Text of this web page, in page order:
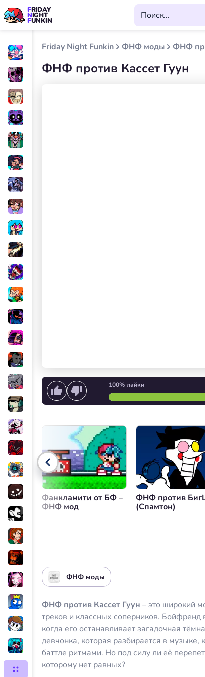
FRIDAY
NIGHT
FUNKIN
Friday Night Funkin ФНФ моды ФНФ
ФНФ против Кассет Гуун
100% лайки
Начать петь
Управление громкостью
Фанкламити от БФ –
ФНФ мод
ФНФ против
(Спамтон)
ФНФ моды
ФНФ против Кассет Гуун – это широкий
треков и классных соперников.
когда его останавливает загадочная
девчонка, которая разбирается в музыке,
баттле ритмами. Но под силу ли её
которому нет равных?